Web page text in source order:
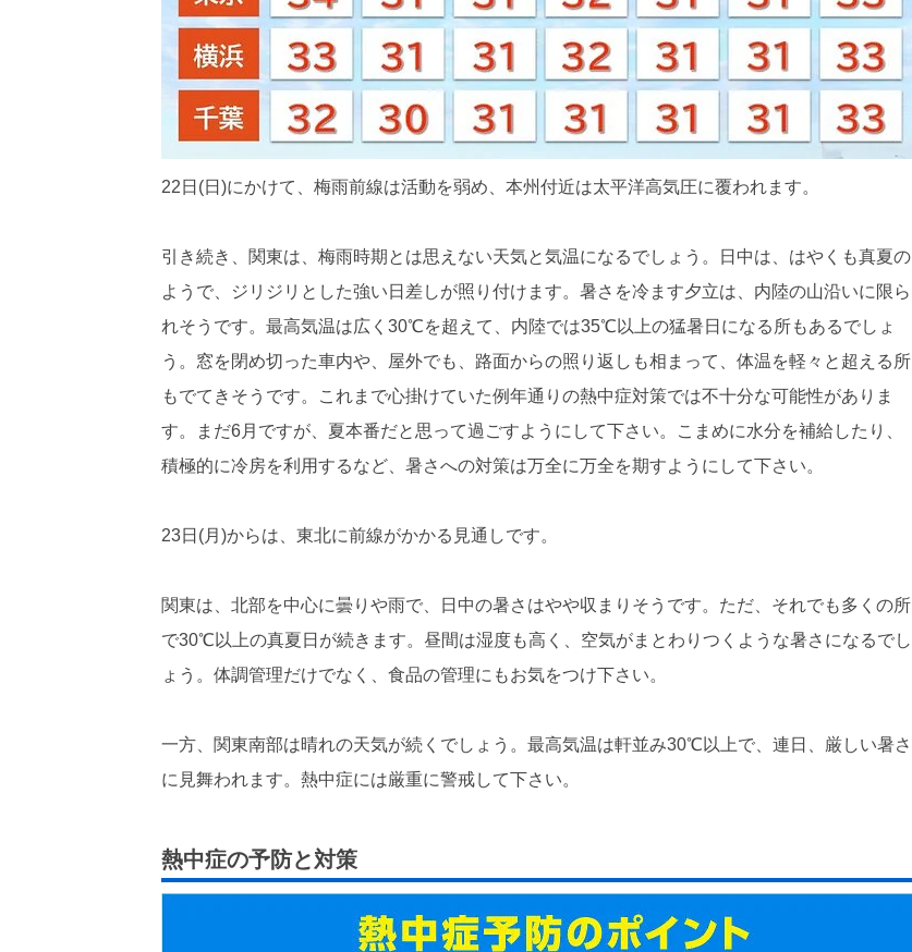
22日(日)にかけて、梅雨前線は活動を弱め、本州付近は太平洋高気圧に覆われます。
引き続き、関東は、梅雨時期とは思えない天気と気温になるでしょう。日中は、はやくも真夏の
ようで、ジリジリとした強い日差しが照り付けます。暑さを冷ます夕立は、内陸の山沿いに限ら
れそうです。最高気温は広く30℃を超えて、内陸では35℃以上の猛暑日になる所もあるでしょ
う。窓を閉め切った車内や、屋外でも、路面からの照り返しも相まって、体温を軽々と超える所
もでてきそうです。これまで心掛けていた例年通りの熱中症対策では不十分な可能性がありま
す。まだ6月ですが、夏本番だと思って過ごすようにして下さい。こまめに水分を補給したり、
積極的に冷房を利用するなど、暑さへの対策は万全に万全を期すようにして下さい。
23日(月)からは、東北に前線がかかる見通しです。
関東は、北部を中心に曇りや雨で、日中の暑さはやや収まりそうです。ただ、それでも多くの所
で30℃以上の真夏日が続きます。昼間は湿度も高く、空気がまとわりつくような暑さになるでし
ょう。体調管理だけでなく、食品の管理にもお気をつけ下さい。
一方、関東南部は晴れの天気が続くでしょう。最高気温は軒並み30℃以上で、連日、厳しい暑さ
に見舞われます。熱中症には厳重に警戒して下さい。
熱中症の予防と対策